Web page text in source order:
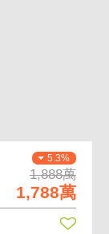
5.3%
1,888萬
1,788萬